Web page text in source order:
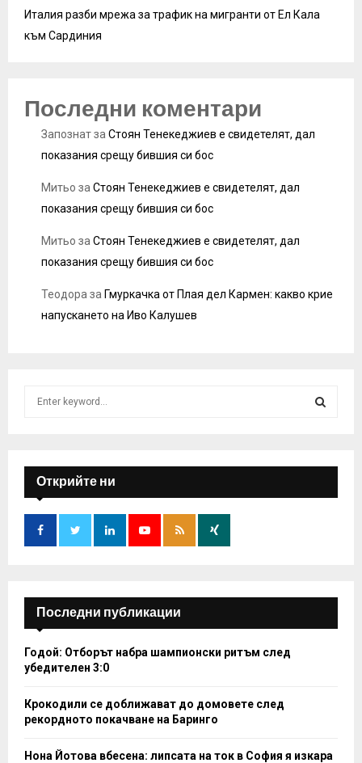
Италия разби мрежа за трафик на мигранти от Ел Кала
към Сардиния
Последни коментари
Запознатза Стоян Тенекеджиев е свидетелят, дал
показания срещу бившия си бос
Митьо за Стоян Тенекеджиев е свидетелят, дал
показания срещу бившия си бос
Митьо за Стоян Тенекеджиев е свидетелят, дал
показания срещу бившия си бос
Теодора за Гмуркачка от Плая дел Кармен: какво крие
напускането на Иво Калушев
f
o
:
E
A
H
Открийте ни
Последни публикации
Годой: Отборът набра шампионски ритъм след
убедителен 3:0
Крокодили се доближават до домовете след
рекордното покачване на Баринго
Нона Йотова вбесена: липсата на ток в София я изкара